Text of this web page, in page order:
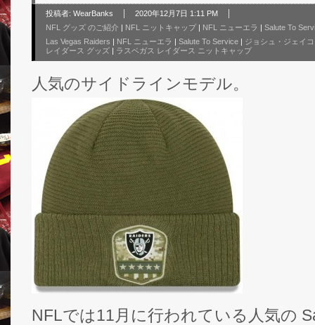
投稿者: WearBanks
2020年12月7日 1:11 PM
NFL グッズ のご紹介 | NFL ニットキャップ | NFL ニューエラ | Salute To
Las Vegas Raiders | NFL ニューエラ | Salute To Service | ジョシュ・ジェイ
レイダース グッズ | ラスベガス レイダース ニットキャップ
人気のサイドラインモデル。
NFLでは11月に行われている人気の